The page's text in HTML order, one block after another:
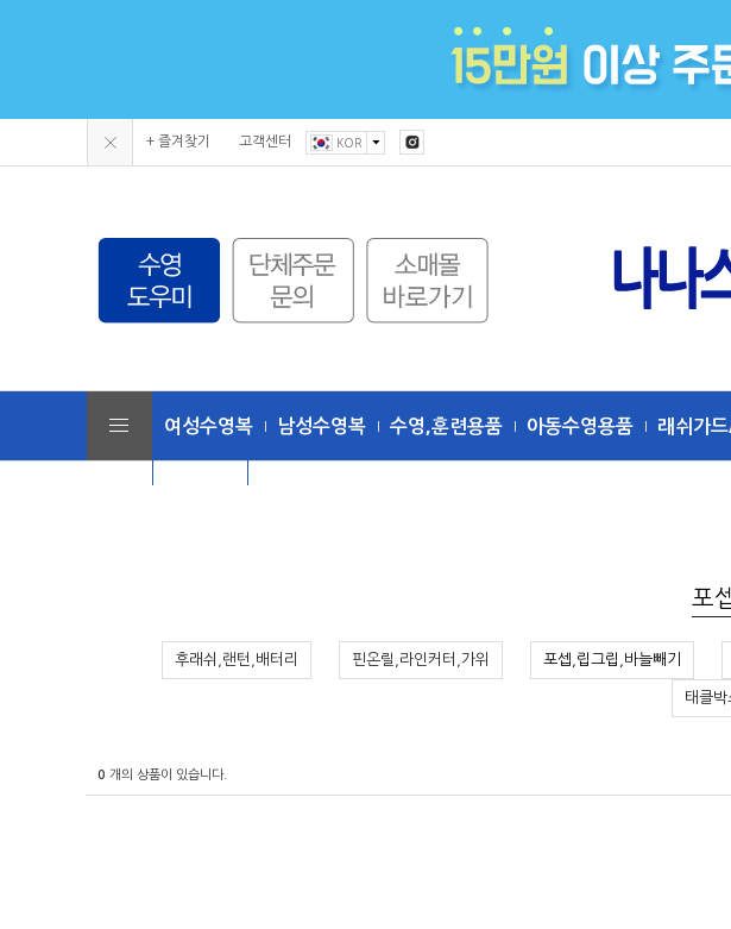
+ 즐겨찾기 고객센터 KOR
여성수영복 남성수영복 수영,훈련용품 아동수영용품 래쉬가
포
후래쉬,랜턴,배터리 핀온릴,라인커터,가위 포셉,립그립,바늘빼기
태클
0 개의 상품이 있습니다.